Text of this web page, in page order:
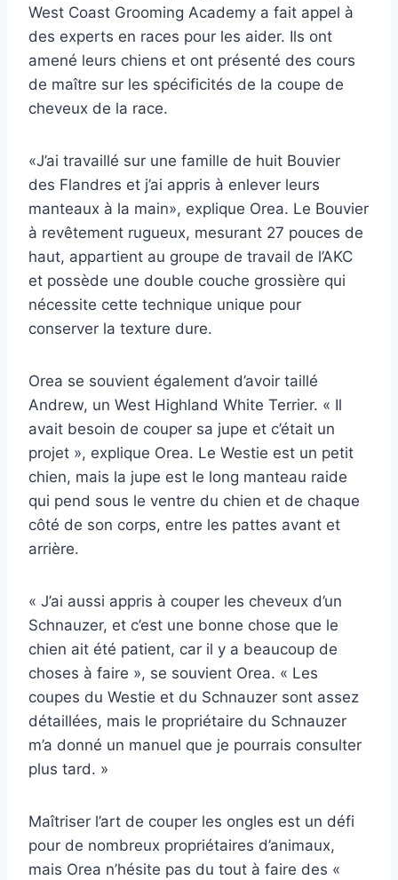
West Coast Grooming Academy a fait appel à
des experts en races pour les aider. Ils ont
amené leurs chiens et ont présenté des cours
de maître sur les spécificités de la coupe de
cheveux de la race.
«J’ai travaillé sur une famille de huit Bouvier
des Flandres et j’ai appris à enlever leurs
manteaux à la main», explique Orea. Le Bouvier
à revêtement rugueux, mesurant 27 pouces de
haut, appartient au groupe de travail de l’AKC
et possède une double couche grossière qui
nécessite cette technique unique pour
conserver la texture dure.
Orea se souvient également d’avoir taillé
Andrew, un West Highland White Terrier. « Il
avait besoin de couper sa jupe et c’était un
projet », explique Orea. Le Westie est un petit
chien, mais la jupe est le long manteau raide
qui pend sous le ventre du chien et de chaque
côté de son corps, entre les pattes avant et
arrière.
« J’ai aussi appris à couper les cheveux d’un
Schnauzer, et c’est une bonne chose que le
chien ait été patient, car il y a beaucoup de
choses à faire », se souvient Orea. « Les
coupes du Westie et du Schnauzer sont assez
détaillées, mais le propriétaire du Schnauzer
m’a donné un manuel que je pourrais consulter
plus tard. »
Maîtriser l’art de couper les ongles est un défi
pour de nombreux propriétaires d’animaux,
mais Orea n’hésite pas du tout à faire des «